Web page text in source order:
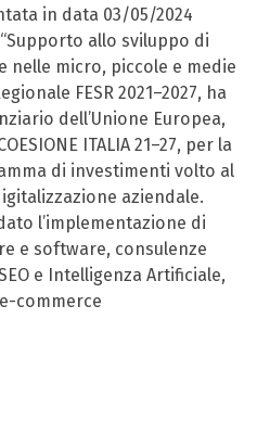
in data 03/05/2024
allo sviluppo di
nelle micro, piccole e medie
FESR 2021–2027, ha
dell’Unione Europea,
ITALIA 21–27, per la
di investimenti volto al
aziendale.
l’implementazione di
e software, consulenze
e Intelligenza Artificiale,
commerce